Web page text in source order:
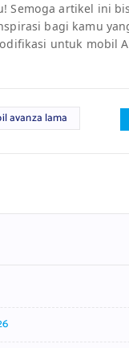
Semoga artikel ini
bagi kamu
untuk mobil
avanza lama